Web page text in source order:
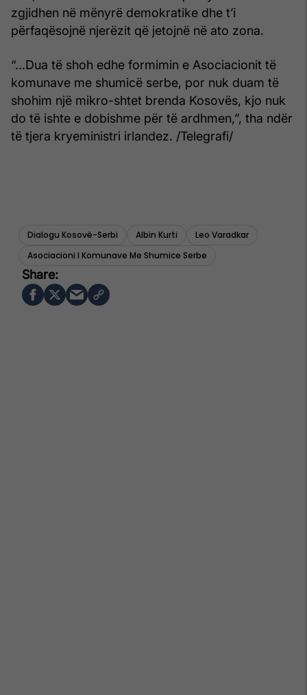
zgjidhen në mënyrë demokratike dhe t’i
përfaqësojnë njerëzit që jetojnë në ato zona.
“...Dua të shoh edhe formimin e Asociacionit të
komunave me shumicë serbe, por nuk duam të
shohim një mikro-shtet brenda Kosovës, kjo nuk
do të ishte e dobishme për të ardhmen,”, tha ndër
të tjera kryeministri irlandez. /Telegrafi/
Dialogu Kosovë-Serbi Albin Kurti
Leo Varadkar
Asociacioni I Komunave Me Shumice Serbe